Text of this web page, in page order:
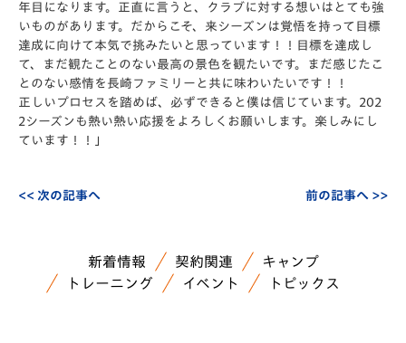
年目になります。正直に言うと、クラブに対する想いはとても強
いものがあります。だからこそ、来シーズンは覚悟を持って目標
達成に向けて本気で挑みたいと思っています！！目標を達成し
て、まだ観たことのない最高の景色を観たいです。まだ感じたこ
とのない感情を長崎ファミリーと共に味わいたいです！！
正しいプロセスを踏めば、必ずできると僕は信じています。202
2シーズンも熱い熱い応援をよろしくお願いします。楽しみにし
ています！！」
<< 次の記事へ 前の記事へ >>
新着情報 契約関連
キャンプ
トレーニング
イベント トピックス